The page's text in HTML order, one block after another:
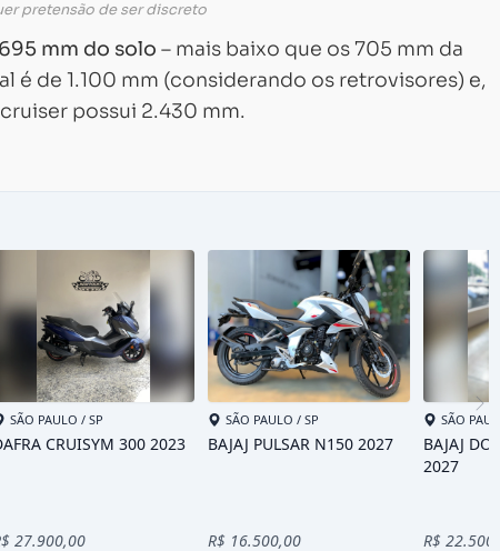
pretensão de ser discreto
mm do solo – mais baixo que os 705 mm da
é de 1.100 mm (considerando os retrovisores) e,
possui 2.430 mm.